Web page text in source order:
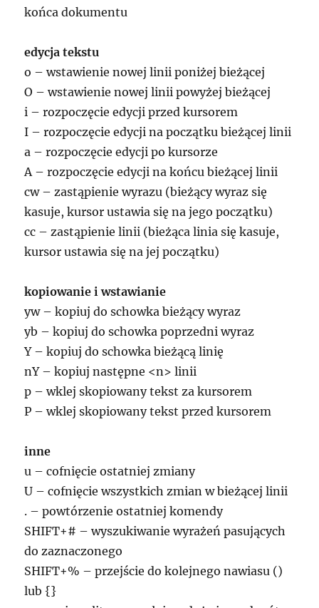
końca dokumentu
edycja tekstu
o – wstawienie nowej linii poniżej bieżącej
O – wstawienie nowej linii powyżej bieżącej
i – rozpoczęcie edycji przed kursorem
I – rozpoczęcie edycji na początku bieżącej linii
a – rozpoczęcie edycji po kursorze
A – rozpoczęcie edycji na końcu bieżącej linii
cw – zastąpienie wyrazu (bieżący wyraz się
kasuje, kursor ustawia się na jego początku)
cc – zastąpienie linii (bieżąca linia się kasuje,
kursor ustawia się na jej początku)
kopiowanie i wstawianie
yw – kopiuj do schowka bieżący wyraz
yb – kopiuj do schowka poprzedni wyraz
Y – kopiuj do schowka bieżącą linię
nY – kopiuj następne <n> linii
p – wklej skopiowany tekst za kursorem
P – wklej skopiowany tekst przed kursorem
inne
u – cofnięcie ostatniej zmiany
U – cofnięcie wszystkich zmian w bieżącej linii
. – powtórzenie ostatniej komendy
SHIFT+# – wyszukiwanie wyrażeń pasujących
do zaznaczonego
SHIFT+% – przejście do kolejnego nawiasu ()
lub {}